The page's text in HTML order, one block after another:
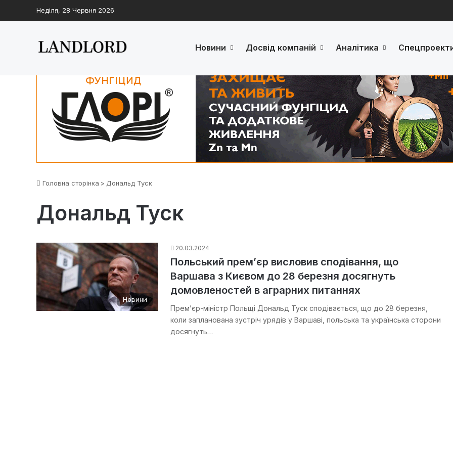
Неділя, 28 Червня 2026
Новини Досвід компаній Аналітика
Головна сторінка > Дональд Туск
Дональд Туск
Новини
20.03.2024
Польський прем’єр висловив сподівання, що
Варшава з Києвом до 28 березня досягнуть
домовленостей в аграрних питаннях
Прем’єр-міністр Польщі Дональд Туск сподівається, що до 28 березня,
коли запланована зустріч урядів у Варшаві, польська та українська сторони
досягнуть…